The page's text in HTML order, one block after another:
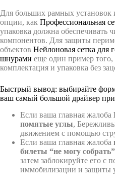
Для больших рамных установок
опции, как Профессиональная
упаковка должна обеспечивать
компонентов. Для защиты
объектов Нейлоновая сетка для
шнурами еще один пример того,
комплектация и упаковка без
Быстрый вывод: выбирайте
ваш самый большой драйвер
Если ваша главная жалоба
помятые углы,
движением с помощью
Если ваша главная жалоба
билеты “не могу собрать”
затем заблокируйте его с
иммобилизации и защиты